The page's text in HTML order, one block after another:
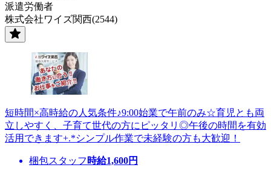
派遣労働者
株式会社ワイズ関西(2544)
短時間×高時給の人気条件♪9:00始業で午前のみ☆育児とも両
立しやすく、子育て世代の方にピッタリ◎午後の時間を有効
活用できます+.*シンプル作業で未経験の方も大歓迎！
梱包スタッフ 時給1,600円